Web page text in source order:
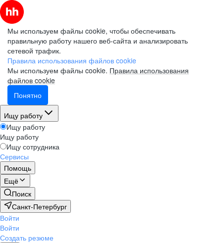
Мы используем файлы cookie, чтобы обеспечивать
правильную работу нашего веб-сайта и анализировать
сетевой трафик.
Правила использования файлов cookie
Мы используем файлы cookie. Правила использования
файлов cookie
Понятно
Ищу работу
Ищу работу
Ищу работу
Ищу сотрудника
Сервисы
Помощь
Ещё
Поиск
Санкт-Петербург
Войти
Войти
Создать резюме